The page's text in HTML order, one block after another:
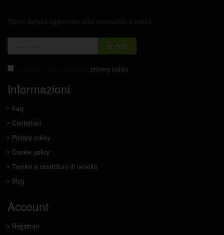
Iscriviti!
privacy policy
Informazioni
Faq
Contattaci
Privacy policy
Cookie policy
Termini e condizioni di vendita
Blog
Account
Registrati